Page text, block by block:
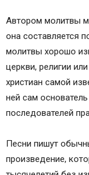
Автором молитвы
она составляется
молитвы хорошо
церкви, религии
христиан самой
ней сам
последователей
Песни пишут
произведение,